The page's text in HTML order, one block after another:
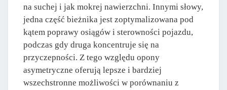
na suchej i jak mokrej nawierzchni. Innymi słowy,
jedna część bieżnika jest zoptymalizowana pod
kątem poprawy osiągów i sterowności pojazdu,
podczas gdy druga koncentruje się na
przyczepności. Z tego względu opony
asymetryczne oferują lepsze i bardziej
wszechstronne możliwości w porównaniu z